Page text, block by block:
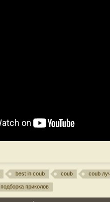
best in coub coub coub
подборка приколов